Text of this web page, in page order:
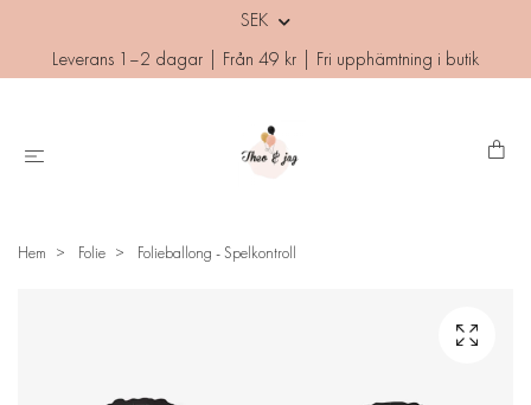
SEK
Leverans 1–2 dagar | Från 49 kr | Fri upphämtning i butik
Hem Folie Folieballong - Spelkontroll